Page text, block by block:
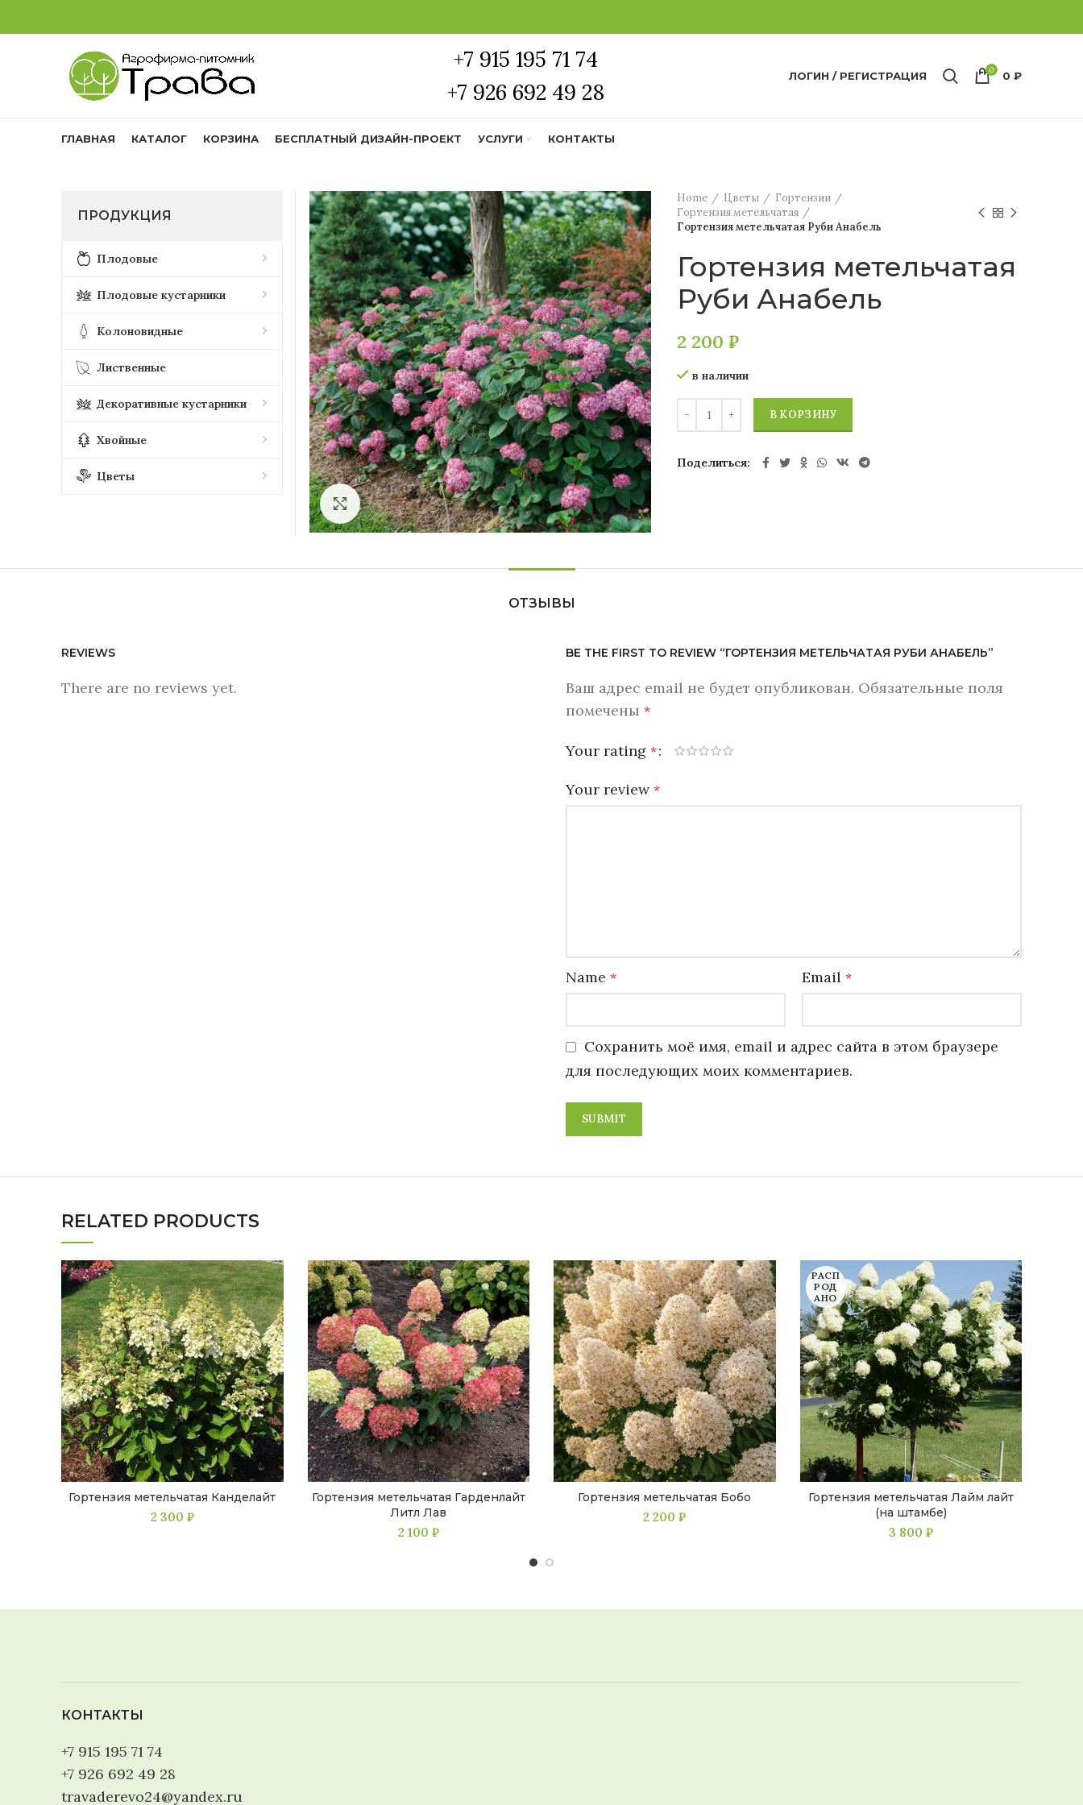
+7 915 195 71 74
+7 926 692 49 28
ЛОГИН / РЕГИСТРАЦИЯ 0 0 ₽
ГЛАВНАЯ КАТАЛОГ КОРЗИНА БЕСПЛАТНЫЙ ДИЗАЙН-ПРОЕКТ УСЛУГИ КОНТАКТЫ
Увеличить
Home Цветы
Гортензии
Гортензия метельчатая
Гортензия метельчатая Руби Анабель
Гортензия метельчатая
Руби Анабель
2 200 ₽
в наличии
В КОРЗИНУ
Поделиться
ПРОДУКЦИЯ
Плодовые
Плодовые кустарники
Колоновидные
Лиственные
Декоративные кустарники
Хвойные
Цветы
ОТЗЫВЫ
REVIEWS
There are no reviews yet.
BE THE FIRST TO REVIEW “ГОРТЕНЗИЯ МЕТЕЛЬЧАТАЯ РУБИ АНАБЕЛЬ”
Ваш адрес email не будет опубликован. Обязательные поля
помечены *
Your rating *
Your review *
Name * Email *
Сохранить моё имя, email и адрес сайта в этом браузере
для последующих моих комментариев.
RELATED PRODUCTS
Гортензия метельчатая Канделайт
2 300 ₽
Гортензия метельчатая Гарденлайт
Литл Лав
2 100 ₽
Гортензия метельчатая Бобо
2 200₽
РАСП
РОД
АНО
Гортензия метельчатая Лайм лайт
(на штамбе)
3 800 ₽
КОНТАКТЫ
+7 915 195 71 74
+7 926 692 49 28
travaderevo24@yandex.ru